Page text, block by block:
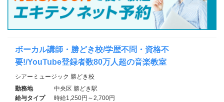
ボーカル講師・勝どき校/学歴不問・資格不
要!/YouTube登録者数80万人超の音楽教室
シアーミュージック 勝どき校
勤務地
中央区 勝どき駅
給与タイプ
時給1,250円～2,700円